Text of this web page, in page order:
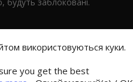
використовуються куки.
you get the best